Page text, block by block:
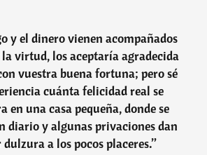
y el dinero vienen acompañados
virtud, los aceptaría agradecida
vuestra buena fortuna; pero sé
cuánta felicidad real se
en una casa pequeña, donde se
diario y algunas privaciones dan
a los pocos placeres.”